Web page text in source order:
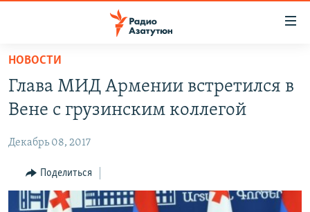
Перейти
основному
содержанию
навигации
Перейти
ПОЛИТИКА
ОБЩЕСТВО
ЭКОНОМИКА
РЕГИОН
НОВОСТИ
Глава МИД Армении встретился в
Вене с грузинским коллегой
Декабрь 08, 2017
Поделиться